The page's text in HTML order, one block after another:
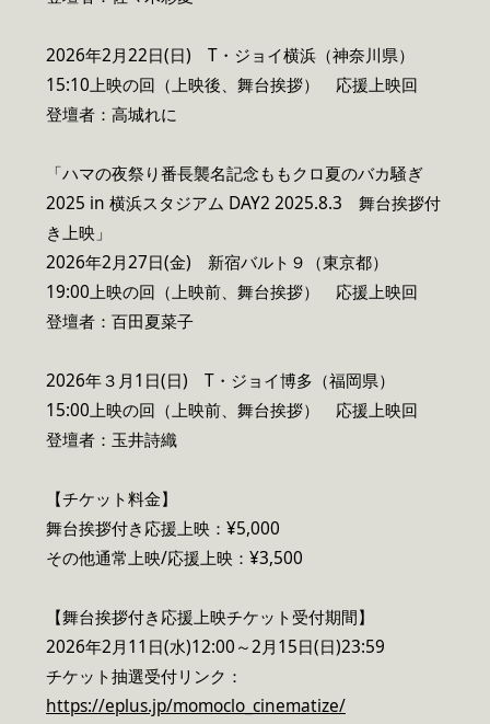
2026年2月22日(日) T・ジョイ横浜（神奈川県）
15:10上映の回（上映後、舞台挨拶） 応援上映回
登壇者：高城れに
「ハマの夜祭り番長襲名記念ももクロ夏のバカ騒ぎ
2025 in 横浜スタジアム DAY2 2025.8.3 舞台挨拶付
き上映」
2026年2月27日(金) 新宿バルト９（東京都）
19:00上映の回（上映前、舞台挨拶） 応援上映回
登壇者：百田夏菜子
2026年３月1日(日) T・ジョイ博多（福岡県）
15:00上映の回（上映前、舞台挨拶） 応援上映回
登壇者：玉井詩織
【チケット料金】
舞台挨拶付き応援上映：¥5,000
その他通常上映/応援上映：¥3,500
【舞台挨拶付き応援上映チケット受付期間】
2026年2月11日(水)12:00～2月15日(日)23:59
チケット抽選受付リンク：
https://eplus.jp/momoclo_cinematize/